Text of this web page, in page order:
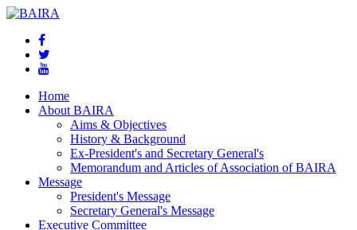
Home
About BAIRA
Aims & Objectives
History & Background
Ex-President's and Secretary General's
Memorandum and Articles of Association of BAIRA
Message
President's Message
Secretary General's Message
Executive Committee